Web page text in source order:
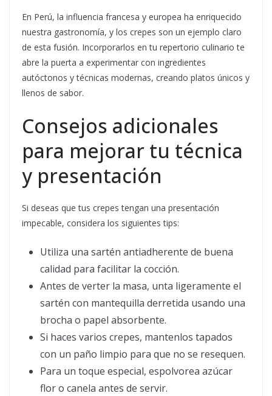
En Perú, la influencia francesa y europea ha enriquecido
nuestra gastronomía, y los crepes son un ejemplo claro
de esta fusión. Incorporarlos en tu repertorio culinario te
abre la puerta a experimentar con ingredientes
autóctonos y técnicas modernas, creando platos únicos y
llenos de sabor.
Consejos adicionales
para mejorar tu técnica
y presentación
Si deseas que tus crepes tengan una presentación
impecable, considera los siguientes tips:
Utiliza una sartén antiadherente de buena
calidad para facilitar la cocción.
Antes de verter la masa, unta ligeramente el
sartén con mantequilla derretida usando una
brocha o papel absorbente.
Si haces varios crepes, mantenlos tapados
con un paño limpio para que no se resequen.
Para un toque especial, espolvorea azúcar
flor o canela antes de servir.